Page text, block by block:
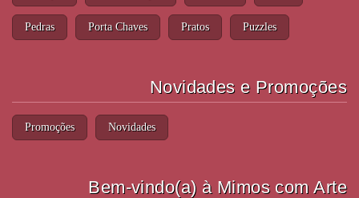
Pedras Porta Chaves Pratos Puzzles
Novidades e Promoções
Promoções Novidades
Bem-vindo(a) à Mimos com Arte